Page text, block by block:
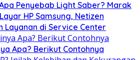
Penyebab Light Saber? Marak
HP Samsung, Netizen
Layanan di Service Center
Apa? Berikut Contohnya